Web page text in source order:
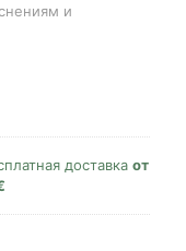
и
доставка от